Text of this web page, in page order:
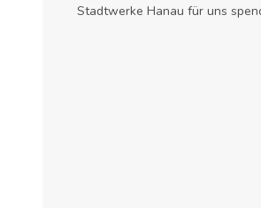
Stadtwerke Hanau für uns